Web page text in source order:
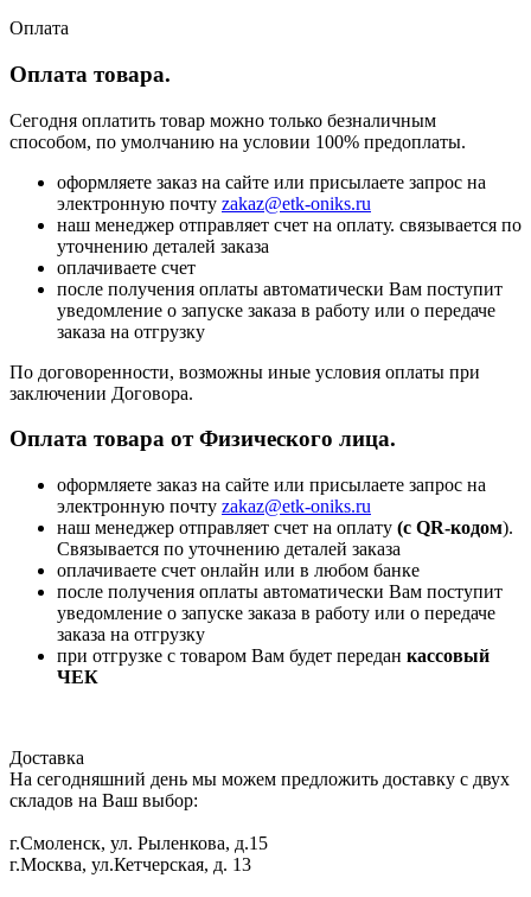
Оплата
Оплата товара.
Сегодня оплатить товар можно только безналичным
способом, по умолчанию на условии 100% предоплаты.
оформляете заказ на сайте или присылаете запрос на
электронную почту zakaz@etk-oniks.ru
наш менеджер отправляет счет на оплату. связывается по
уточнению деталей заказа
оплачиваете счет
после получения оплаты автоматически Вам поступит
уведомление о запуске заказа в работу или о передаче
заказа на отгрузку
По договоренности, возможны иные условия оплаты при
заключении Договора.
Оплата товара от Физического лица.
оформляете заказ на сайте или присылаете запрос на
электронную почту zakaz@etk-oniks.ru
наш менеджер отправляет счет на оплату (с QR-кодом).
Связывается по уточнению деталей заказа
оплачиваете счет онлайн или в любом банке
после получения оплаты автоматически Вам поступит
уведомление о запуске заказа в работу или о передаче
заказа на отгрузку
при отгрузке с товаром Вам будет передан кассовый
ЧЕК
Доставка
На сегодняшний день мы можем предложить доставку с двух
складов на Ваш выбор:
г.Смоленск, ул. Рыленкова, д.15
г.Москва, ул.Кетчерская, д. 13